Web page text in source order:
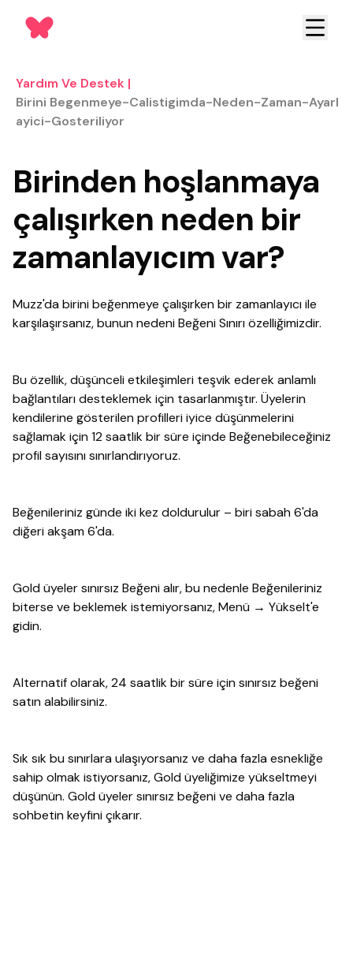
Yardım Ve Destek |
Birini Begenmeye-Calistigimda-Neden-Zaman-Ayarl
Ayici-Gosteriliyor
Birinden hoşlanmaya
çalışırken neden bir
zamanlayıcım var?
Muzz'da birini beğenmeye çalışırken bir zamanlayıcı ile
karşılaşırsanız, bunun nedeni Beğeni Sınırı özelliğimizdir.
Bu özellik, düşünceli etkileşimleri teşvik ederek anlamlı
bağlantıları desteklemek için tasarlanmıştır. Üyelerin
kendilerine gösterilen profilleri iyice düşünmelerini
sağlamak için 12 saatlik bir süre içinde Beğenebileceğiniz
profil sayısını sınırlandırıyoruz.
Beğenileriniz günde iki kez doldurulur – biri sabah 6'da
diğeri akşam 6'da.
Gold üyeler sınırsız Beğeni alır, bu nedenle Beğenileriniz
biterse ve beklemek istemiyorsanız, Menü → Yükselt'e
gidin.
Alternatif olarak, 24 saatlik bir süre için sınırsız beğeni
satın alabilirsiniz.
Sık sık bu sınırlara ulaşıyorsanız ve daha fazla esnekliğe
sahip olmak istiyorsanız, Gold üyeliğimize yükseltmeyi
düşünün. Gold üyeler sınırsız beğeni ve daha fazla
sohbetin keyfini çıkarır.